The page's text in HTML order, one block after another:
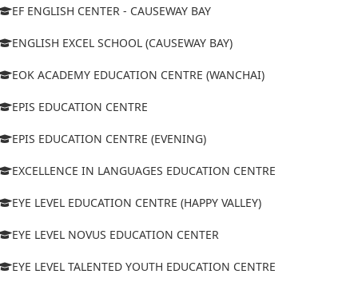
EF ENGLISH CENTER - CAUSEWAY BAY
ENGLISH EXCEL SCHOOL (CAUSEWAY BAY)
EOK ACADEMY EDUCATION CENTRE (WANCHAI)
EPIS EDUCATION CENTRE
EPIS EDUCATION CENTRE (EVENING)
EXCELLENCE IN LANGUAGES EDUCATION CENTRE
EYE LEVEL EDUCATION CENTRE (HAPPY VALLEY)
EYE LEVEL NOVUS EDUCATION CENTER
EYE LEVEL TALENTED YOUTH EDUCATION CENTRE